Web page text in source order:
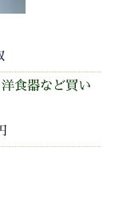
食器など買い